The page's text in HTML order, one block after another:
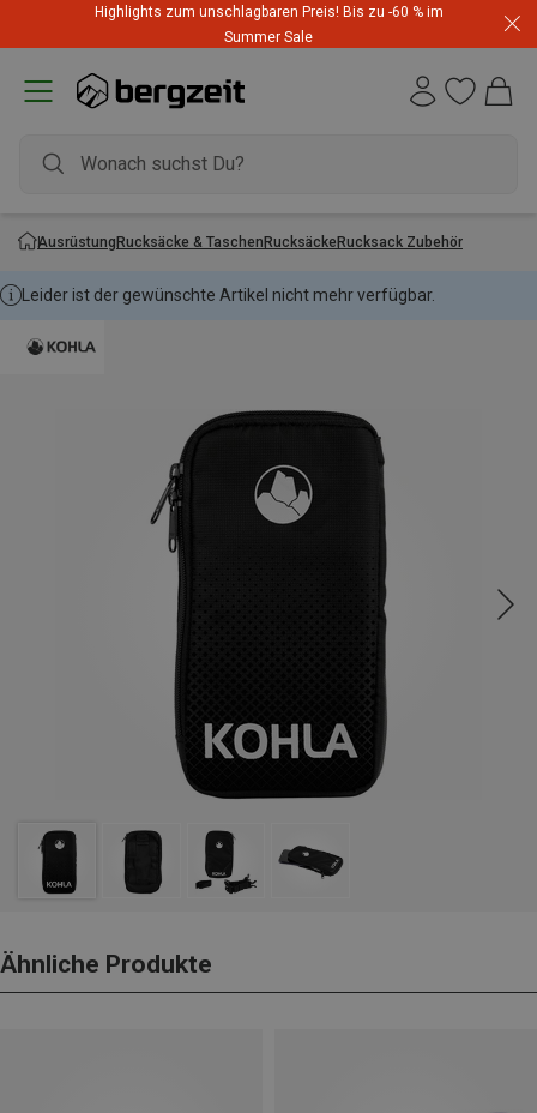
Highlights zum unschlagbaren Preis! Bis zu -60 % im
Summer Sale
AusrüstungRucksäcke & TaschenRucksäckeRucksack Zubehör
Leider ist der gewünschte Artikel nicht mehr verfügbar.
Ähnliche Produkte